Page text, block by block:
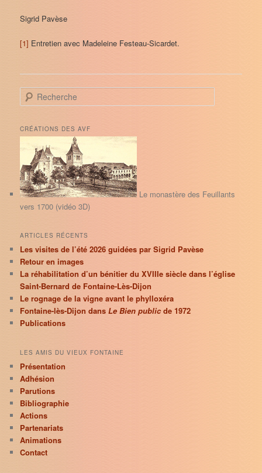
Sigrid Pavèse
[1] Entretien avec Madeleine Festeau-Sicardet.
e
h
e
r
h
e
CRÉATIONS DES AVF
Le monastère des Feuillants
vers 1700 (vidéo 3D)
ARTICLES RÉCENTS
Les visites de l’été 2026 guidées par Sigrid Pavèse
Retour en images
La réhabilitation d’un bénitier du XVIIIe siècle dans l’église
Saint-Bernard de Fontaine-Lès-Dijon
Le rognage de la vigne avant le phylloxéra
Fontaine-lès-Dijon dansLe Bien publicde 1972
Publications
LES AMIS DU VIEUX FONTAINE
Présentation
Adhésion
Parutions
Bibliographie
Actions
Partenariats
Animations
Contact